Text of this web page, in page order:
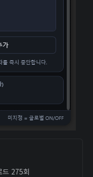
275회